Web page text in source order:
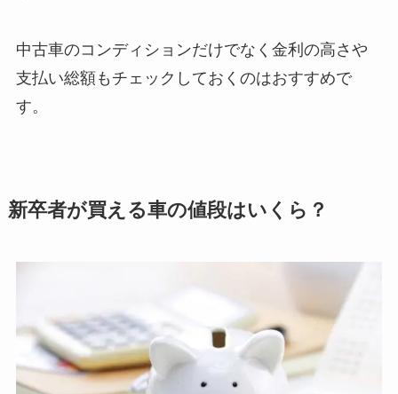
中古車のコンディションだけでなく金利の高さや
支払い総額もチェックしておくのはおすすめで
す。
新卒者が買える車の値段はいくら？